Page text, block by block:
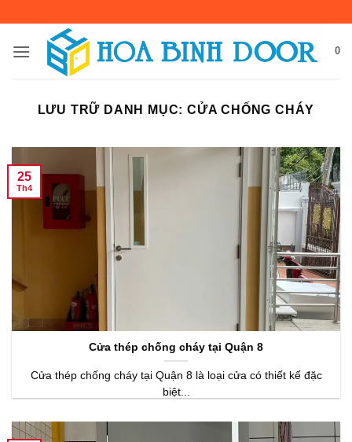
nội
0
LƯU TRỮ DANH MỤC:CỬA CHỐNG CHÁY
Cửa thép chống cháy tại Quận 8
Cửa thép chống cháy tại Quận 8 là loại cửa có thiết kế đặc
biệt...
25
Th4